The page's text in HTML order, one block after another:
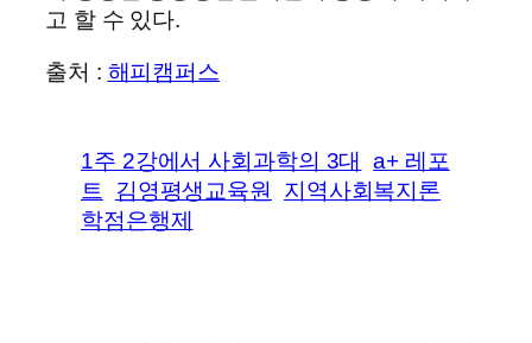
고 할 수 있다.
출처 : 해피캠퍼스
1주 2강에서 사회과학의 3대 a+ 레포
트
김영평생교육원
지역사회복지론
학점은행제